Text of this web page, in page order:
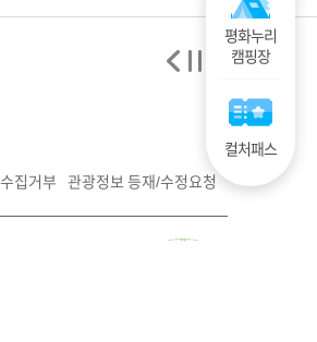
평화누리
캠핑장
컬처패스
집거부 관광정보 등재/수정요청